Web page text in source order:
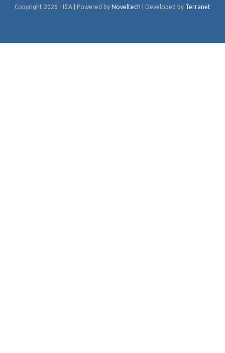
Copyright 2026 - ΙΣΑ | Powered by Noveltech | Developed by Terranet